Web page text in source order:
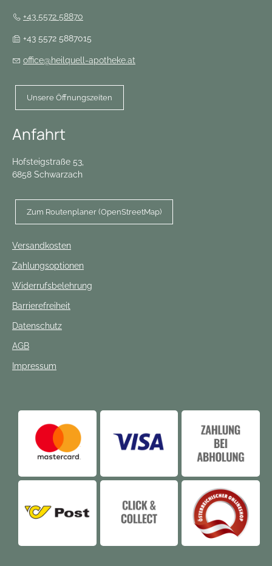
+43 5572 58870
+43 5572 5887015
office@heilquell-apotheke.at
Unsere Öffnungszeiten
Anfahrt
Hofsteigstraße 53,
6858 Schwarzach
Zum Routenplaner (OpenStreetMap)
Versandkosten
Zahlungsoptionen
Widerrufsbelehrung
Barrierefreiheit
Datenschutz
AGB
Impressum